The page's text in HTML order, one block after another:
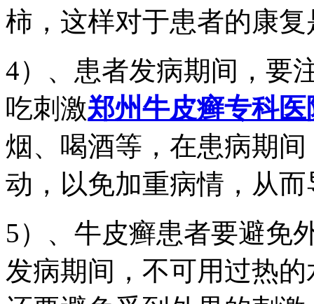
柿，这样对于患者的康
4）、患者发病期间，要
吃刺激郑州牛皮癣专科医
烟、喝酒等，在患病期
动，以免加重病情，从
5）、牛皮癣患者要避免
发病期间，不可用过热